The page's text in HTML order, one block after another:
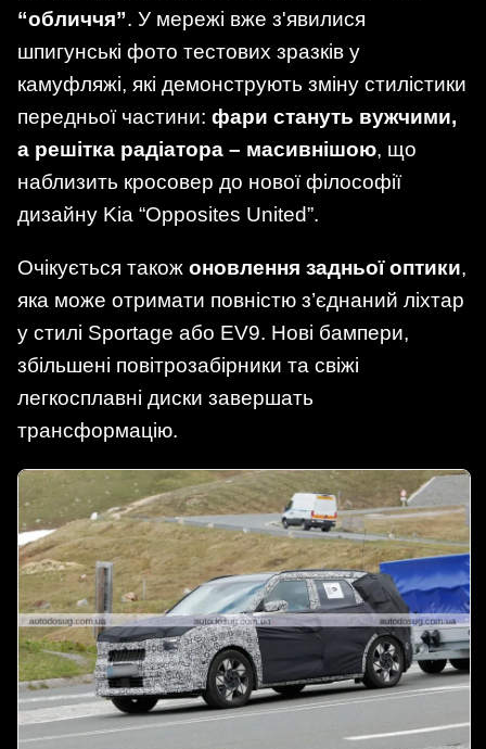
“обличчя”. У мережі вже з'явилися
шпигунські фото тестових зразків у
камуфляжі, які демонструють зміну стилістики
передньої частини: фари стануть вужчими,
а решітка радіатора – масивнішою, що
наблизить кросовер до нової філософії
дизайну Kia “Opposites United”.
Очікується також оновлення задньої оптики,
яка може отримати повністю з’єднаний ліхтар
у стилі Sportage або EV9. Нові бампери,
збільшені повітрозабірники та свіжі
легкосплавні диски завершать
трансформацію.